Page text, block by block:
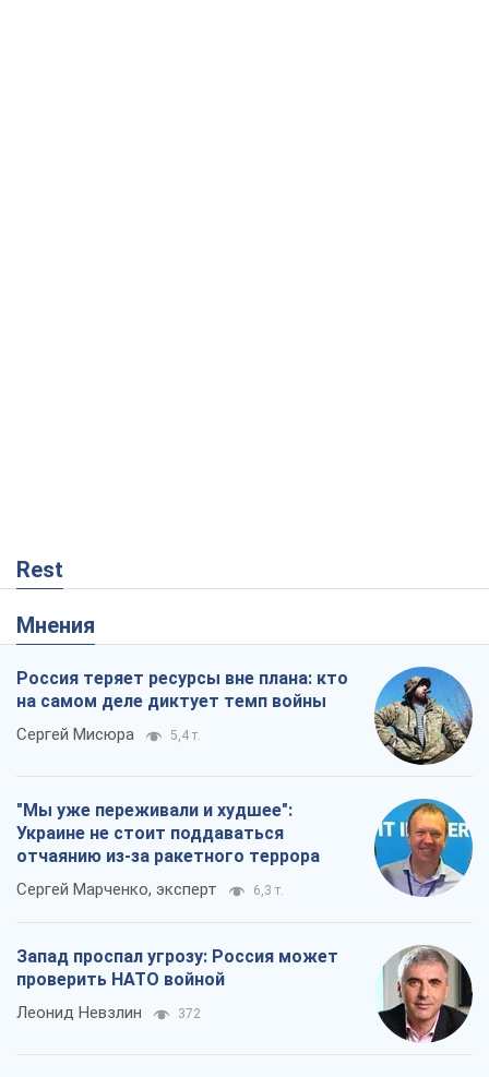
Rest
Мнения
Россия теряет ресурсы вне плана: кто
на самом деле диктует темп войны
Сергей Мисюра 5,4 т.
"Мы уже переживали и худшее":
Украине не стоит поддаваться
отчаянию из-за ракетного террора
Сергей Марченко, эксперт 6,3 т.
Запад проспал угрозу: Россия может
проверить НАТО войной
Леонид Невзлин 372